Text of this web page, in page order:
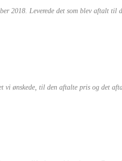
2018. Leverede det som blev
ønskede, til den aftalte pris og det